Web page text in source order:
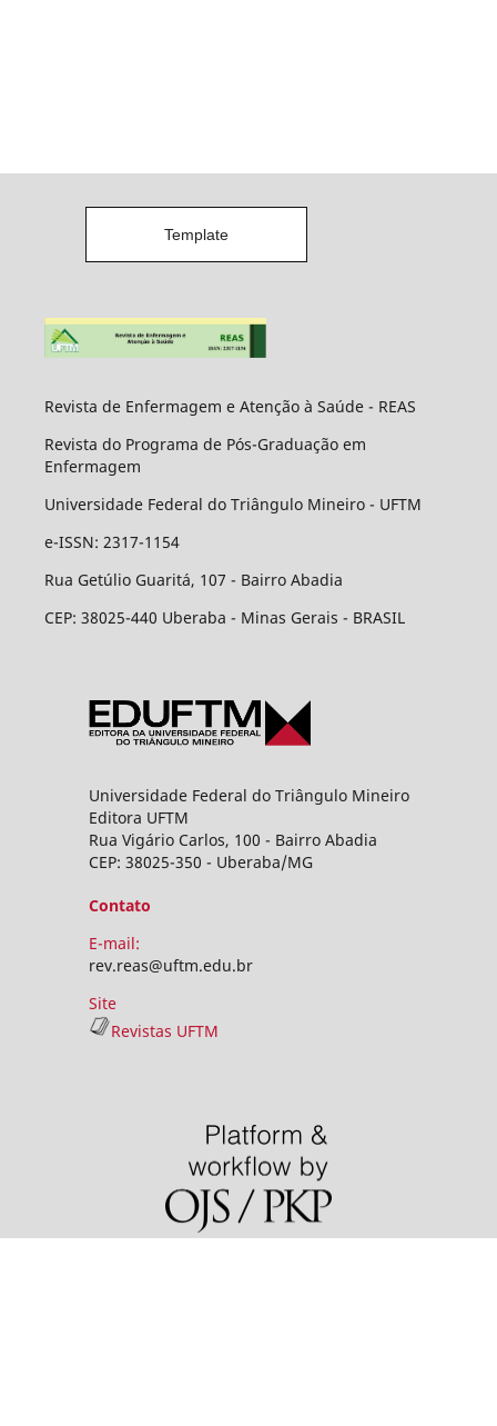
Template
Revista de Enfermagem e Atenção à Saúde - REAS
Revista do Programa de Pós-Graduação em
Enfermagem
Universidade Federal do Triângulo Mineiro - UFTM
e-ISSN: 2317-1154
Rua Getúlio Guaritá, 107 - Bairro Abadia
CEP: 38025-440 Uberaba - Minas Gerais - BRASIL
Universidade Federal do Triângulo Mineiro
Editora UFTM
Rua Vigário Carlos, 100 - Bairro Abadia
CEP: 38025-350 - Uberaba/MG
Contato
E-mail:
rev.reas@uftm.edu.br
Site
Revistas UFTM